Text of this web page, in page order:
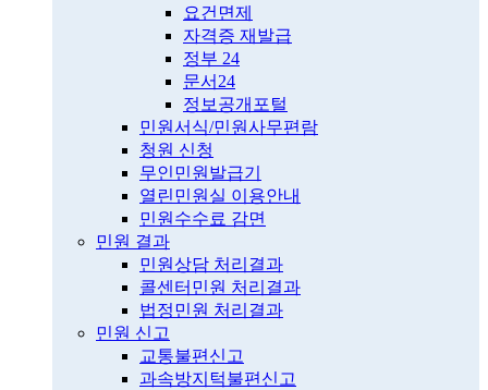
요건면제
자격증 재발급
정부 24
문서24
정보공개포털
민원서식/민원사무편람
청원 신청
무인민원발급기
열린민원실 이용안내
민원수수료 감면
민원 결과
민원상담 처리결과
콜센터민원 처리결과
법정민원 처리결과
민원 신고
교통불편신고
과속방지턱불편신고